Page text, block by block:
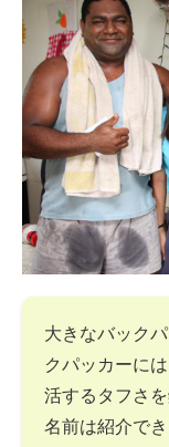
大きなバック
クパッカーに
活するタフさ
名前は紹介で